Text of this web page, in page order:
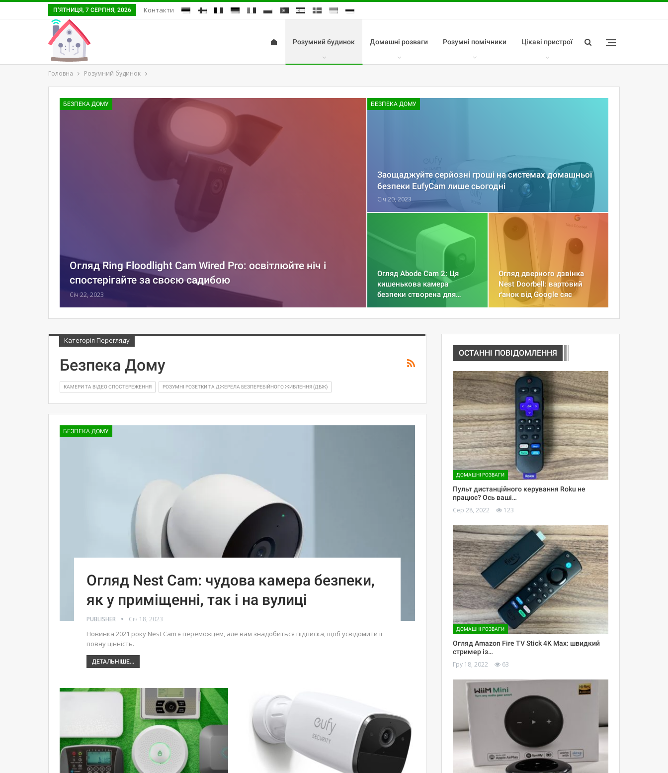
П’ЯТНИЦЯ, 7 СЕРПНЯ, 2026 Контакти
Розумний будинок Домашні розваги Розумні помічники Цікаві пристрої
Головна Розумний будинок
БЕЗПЕКА ДОМУ
Огляд Ring Floodlight Cam Wired Pro: освітлюйте ніч і
спостерігайте за своєю садибою
Січ 22, 2023
БЕЗПЕКА ДОМУ
Заощаджуйте серйозні гроші на системах домашньої
безпеки EufyCam лише сьогодні
Січ 20, 2023
Огляд Abode Cam 2: Ця
кишенькова камера
безпеки створена для…
Огляд дверного дзвінка
Nest Doorbell: вартовий
ґанок від Google сяє
Категорія Перегляду
Безпека Дому
КАМЕРИ ТА ВІДЕО СПОСТЕРЕЖЕННЯ РОЗУМНІ РОЗЕТКИ ТА ДЖЕРЕЛА БЕЗПЕРЕБІЙНОГО ЖИВЛЕННЯ (ДБЖ)
БЕЗПЕКА ДОМУ
Огляд Nest Cam: чудова камера безпеки,
як у приміщенні, так і на вулиці
PUBLISHER Січ 18, 2023
Новинка 2021 року Nest Cam є переможцем, але вам знадобиться підписка, щоб усвідомити її
повну цінність.
ДЕТАЛЬНІШЕ...
ОСТАННІ ПОВІДОМЛЕННЯ
ДОМАШНІ РОЗВАГИ
Пульт дистанційного керування Roku не
працює? Ось ваші…
Сер 28, 2022 123
ДОМАШНІ РОЗВАГИ
Огляд Amazon Fire TV Stick 4K Max: швидкий
стример із…
Гру 18, 2022 63